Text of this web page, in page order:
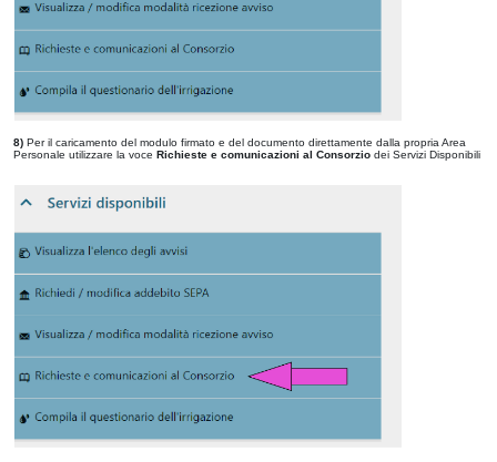
8) Per il caricamento del modulo firmato e del documento direttamente dalla propria Area
Personale utilizzare la voce Richieste e comunicazioni al Consorzio dei Servizi Disponibili